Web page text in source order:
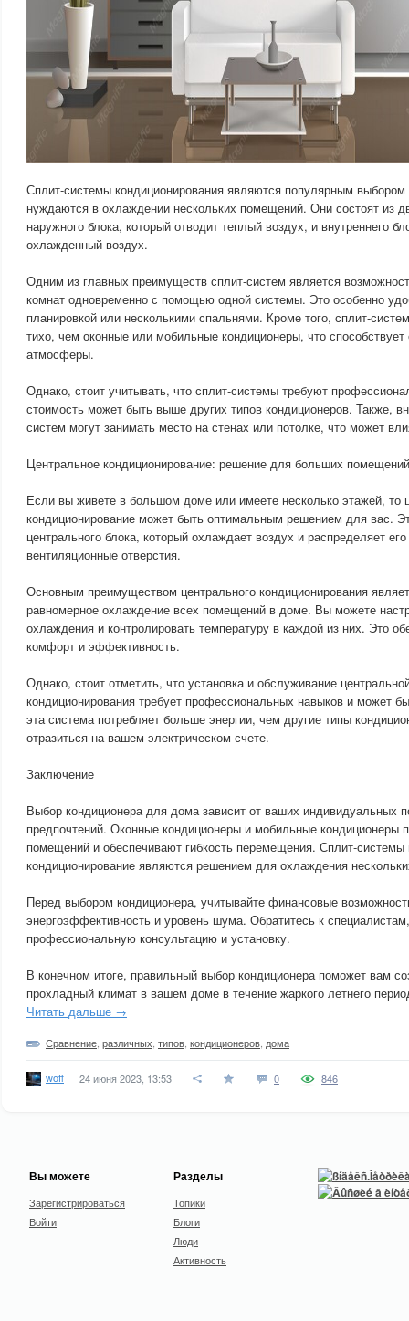
Сплит-системы кондиционирования являются популярным
нуждаются в охлаждении нескольких помещений. Они состоят из
наружного блока, который отводит теплый воздух, и внутреннего
охлажденный воздух.
Одним из главных преимуществ сплит-систем является
комнат одновременно с помощью одной системы. Это особенно
планировкой или несколькими спальнями. Кроме того, сплит-
тихо, чем оконные или мобильные кондиционеры, что
атмосферы.
Однако, стоит учитывать, что сплит-системы требуют
стоимость может быть выше других типов кондиционеров. Также,
систем могут занимать место на стенах или потолке, что может
Центральное кондиционирование: решение для больших помещений
Если вы живете в большом доме или имеете несколько этажей, то
кондиционирование может быть оптимальным решением для вас.
центрального блока, который охлаждает воздух и распределяет
вентиляционные отверстия.
Основным преимуществом центрального кондиционирования
равномерное охлаждение всех помещений в доме. Вы можете
охлаждения и контролировать температуру в каждой из них. Это
комфорт и эффективность.
Однако, стоит отметить, что установка и обслуживание
кондиционирования требует профессиональных навыков и может
эта система потребляет больше энергии, чем другие типы
отразиться на вашем электрическом счете.
Заключение
Выбор кондиционера для дома зависит от ваших индивидуальных
предпочтений. Оконные кондиционеры и мобильные кондиционеры
помещений и обеспечивают гибкость перемещения. Сплит-системы
кондиционирование являются решением для охлаждения
Перед выбором кондиционера, учитывайте финансовые
энергоэффективность и уровень шума. Обратитесь к
профессиональную консультацию и установку.
В конечном итоге, правильный выбор кондиционера поможет вам
прохладный климат в вашем доме в течение жаркого летнего
Читать дальше →
Сравнение различных типов кондиционеров дома
woff 24 июня 2023, 13:53 0 846
Вы можете
Зарегистрироваться
Войти
Разделы
Топики
Блоги
Люди
Активность